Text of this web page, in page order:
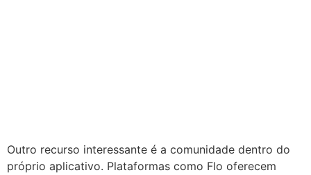
Outro recurso interessante é a comunidade dentro do
próprio aplicativo. Plataformas como Flo oferecem